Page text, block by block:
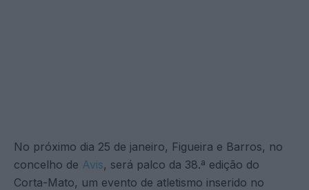
No próximo dia 25 de janeiro, Figueira e Barros, no
concelho de Avis, será palco da 38.ª edição do
Corta-Mato, um evento de atletismo inserido no